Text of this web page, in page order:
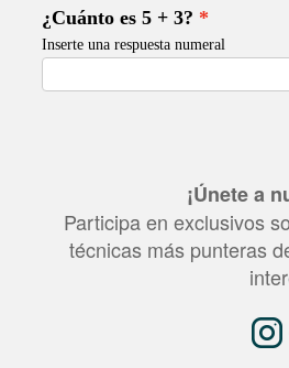
¡Únete a
Participa en exclusivos
técnicas más punteras